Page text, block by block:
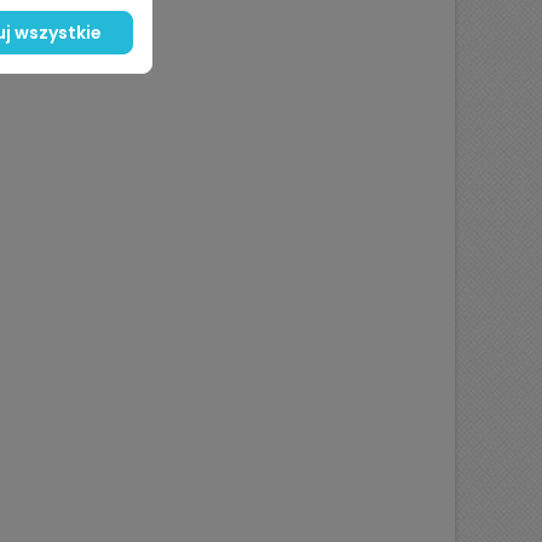
wszystkie